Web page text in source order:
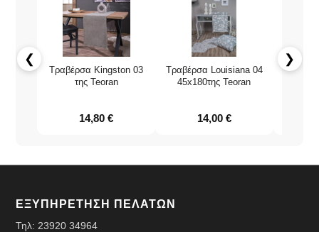
❮
Τραβέρσα Kingston 03
της Teoran
14,80€
Τραβέρσα Louisiana 04
45x180της Teoran
14,00 €
❯
ΕΞΥΠΗΡΕΤΗΣΗ ΠΕΛΑΤΩΝ
Τηλ: 23920 34964